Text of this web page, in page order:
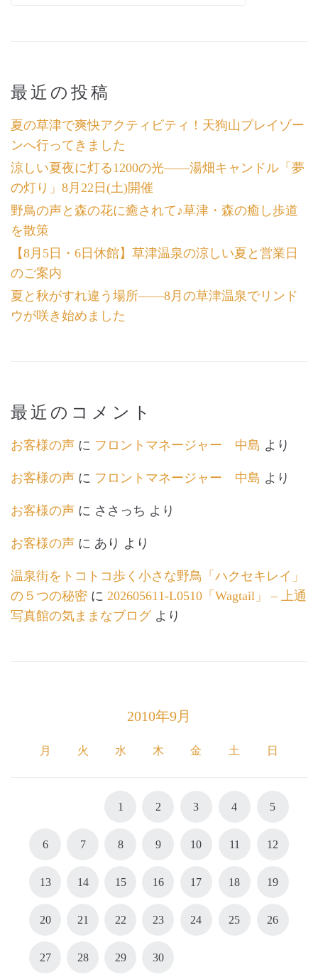
最近の投稿
夏の草津で爽快アクティビティ！天狗山プレイゾー
ンへ行ってきました
涼しい夏夜に灯る1200の光――湯畑キャンドル「夢
の灯り」8月22日(土)開催
野鳥の声と森の花に癒されて♪草津・森の癒し歩道
を散策
【8月5日・6日休館】草津温泉の涼しい夏と営業日
のご案内
夏と秋がすれ違う場所――8月の草津温泉でリンド
ウが咲き始めました
最近のコメント
お客様の声 に フロントマネージャー 中島 より
お客様の声 に フロントマネージャー 中島 より
お客様の声 に ささっち より
お客様の声 に あり より
温泉街をトコトコ歩く小さな野鳥「ハクセキレイ」
の５つの秘密 に 202605611-L0510「Wagtail」 – 上通
写真館の気ままなブログより
2010年9月
月 火 水 木 金 土 日
1 2 3 4 5
6 7 8 9 10 11 12
13 14 15 16 17 18 19
20 21 22 23 24 25 26
27 28 29 30